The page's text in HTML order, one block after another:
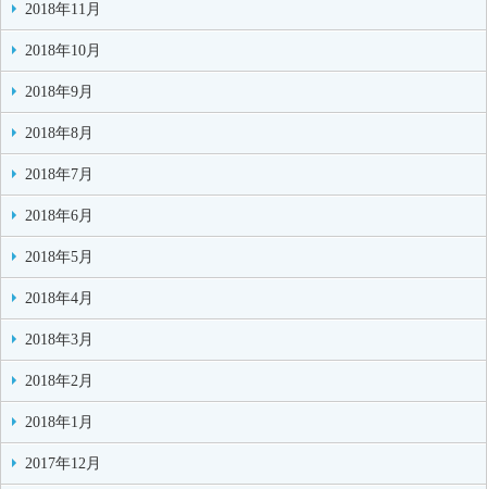
2018年11月
2018年10月
2018年9月
2018年8月
2018年7月
2018年6月
2018年5月
2018年4月
2018年3月
2018年2月
2018年1月
2017年12月